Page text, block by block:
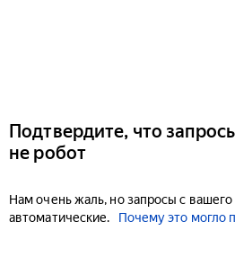
Подтвердите, что
не робот
Нам очень жаль, но запросы с
автоматические.
Почему это могло